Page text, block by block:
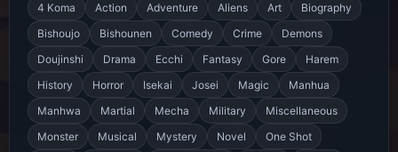
4 Koma Action Adventure Aliens Art
Biography
Bishoujo
Bishounen Comedy Crime
Demons
Doujinshi
Drama Ecchi Fantasy Gore
Harem
History
Horror Isekai Josei Magic
Manhua
Manhwa
Martial Mecha Military
Miscellaneous
Monster
Musical Mystery Novel
One Shot